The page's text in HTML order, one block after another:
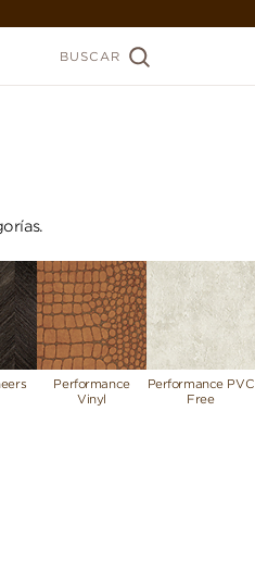
BUSCAR
Performance
Vinyl
Performance PVC
Free